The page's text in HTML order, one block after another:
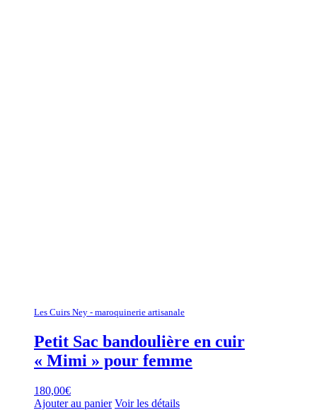
Les Cuirs Ney - maroquinerie artisanale
Petit Sac bandoulière en cuir
« Mimi » pour femme
180,00€
Ajouter au panier Voir les détails